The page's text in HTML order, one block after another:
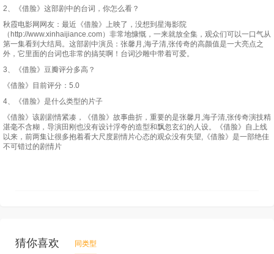
2、《借脸》这部剧中的台词，你怎么看？
秋霞电影网网友：最近《借脸》上映了，没想到星海影院
（http://www.xinhaijiance.com）非常地慷慨，一来就放全集，观众们可以一口气从
第一集看到大结局。这部剧中演员：张馨月,海子清,张传奇的高颜值是一大亮点之
外，它里面的台词也非常的搞笑啊！台词沙雕中带着可爱。
3、《借脸》豆瓣评分多高？
《借脸》目前评分：5.0
4、《借脸》是什么类型的片子
《借脸》该剧剧情紧凑，《借脸》故事曲折，重要的是张馨月,海子清,张传奇演技精
湛毫不含糊，导演田刚也没有设计浮夸的造型和飘忽玄幻的人设。《借脸》自上线
以来，前两集让很多抱着看大尺度剧情片心态的观众没有失望,《借脸》是一部绝佳
不可错过的剧情片
猜你喜欢 同类型